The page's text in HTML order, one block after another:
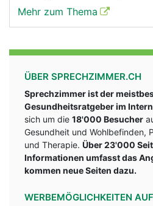
Mehr zum Thema
ÜBER SPRECHZIMMER.CH
Sprechzimmer ist der
Gesundheitsratgeber im
sich um die 18'000 Besucher
Gesundheit und Wohlbefinden,
und Therapie. Über 23'000
Informationen umfasst das
kommen neue Seiten dazu.
WERBEMÖGLICHKEITEN